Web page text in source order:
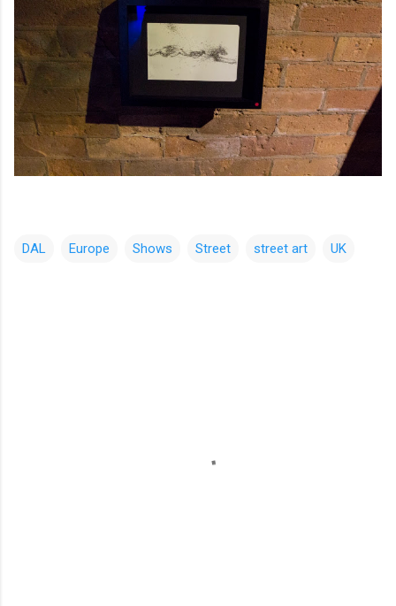
DAL Europe Shows Street street art UK